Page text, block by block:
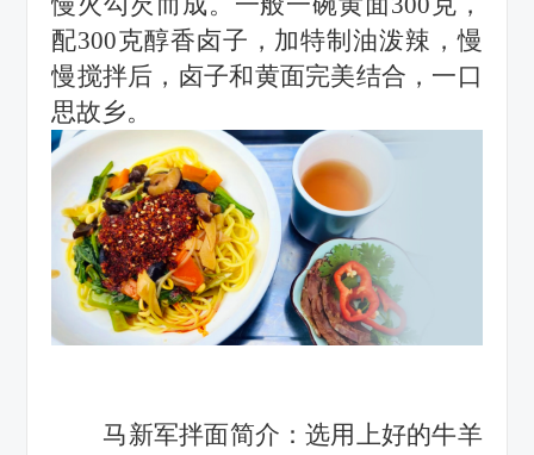
配300克醇香卤子，加特制油泼辣，慢
慢搅拌后，卤子和黄面完美结合，一口
思故乡。
马新军拌面简介：选用上好的牛羊